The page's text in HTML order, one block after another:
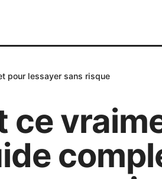
pour lessayer sans risque
ce